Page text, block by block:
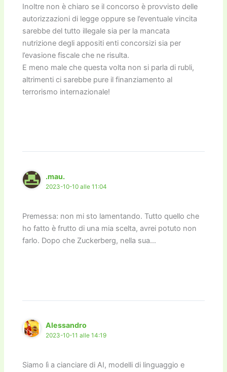
Inoltre non è chiaro se il concorso è provvisto delle
autorizzazioni di legge oppure se l’eventuale vincita
sarebbe del tutto illegale sia per la mancata
nutrizione degli appositi enti concorsizi sia per
l’evasione fiscale che ne risulta.
E meno male che questa volta non si parla di rubli,
altrimenti ci sarebbe pure il finanziamento al
terrorismo internazionale!
.mau.
2023-10-10 alle 11:04
Premessa: non mi sto lamentando. Tutto quello che
ho fatto è frutto di una mia scelta, avrei potuto non
farlo. Dopo che Zuckerberg, nella sua…
Alessandro
2023-10-11 alle 14:19
Siamo lì a cianciare di AI, modelli di linguaggio e